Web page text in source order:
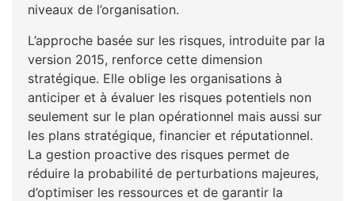
niveaux de l’organisation.
L’approche basée sur les risques, introduite par la
version 2015, renforce cette dimension
stratégique. Elle oblige les organisations à
anticiper et à évaluer les risques potentiels non
seulement sur le plan opérationnel mais aussi sur
les plans stratégique, financier et réputationnel.
La gestion proactive des risques permet de
réduire la probabilité de perturbations majeures,
d’optimiser les ressources et de garantir la